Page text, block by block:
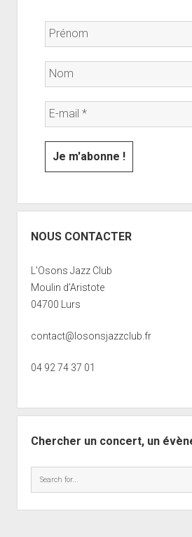
NOUS CONTACTER
L’Osons Jazz Club
Moulin d’Aristote
04700 Lurs
contact@losonsjazzclub.fr
04 92 74 37 01
Chercher un concert, un